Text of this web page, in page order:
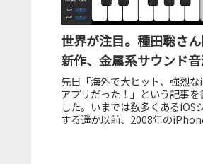
世界が注目。種田聡さ
新作、金属系サウンド
先日「海外で大ヒット、強烈
アプリだった！」という記事
した。いまでは数多くある
する遥か以前、2008年の